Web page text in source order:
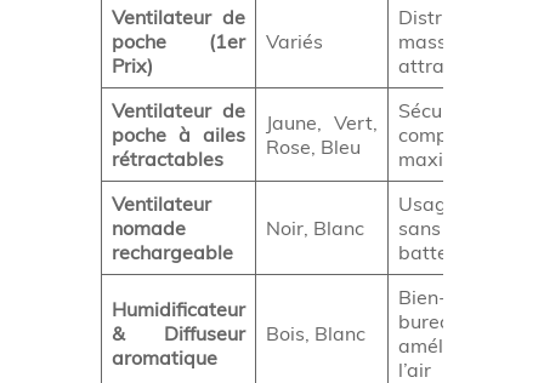
Ventilateur de
poche (1er
Prix)
Variés
Distribution
massive,
attractif
Ventilateur de
poche à ailes
rétractables
Jaune, Vert,
Rose, Bleu
Sécurité
compacité
maximale
Ventilateur
nomade
rechargeable
Noir, Blanc
Usage
sans
batterie
Humidificateur
& Diffuseur
aromatique
Bois, Blanc
Bien-être
bureau,
amélioration
l’air